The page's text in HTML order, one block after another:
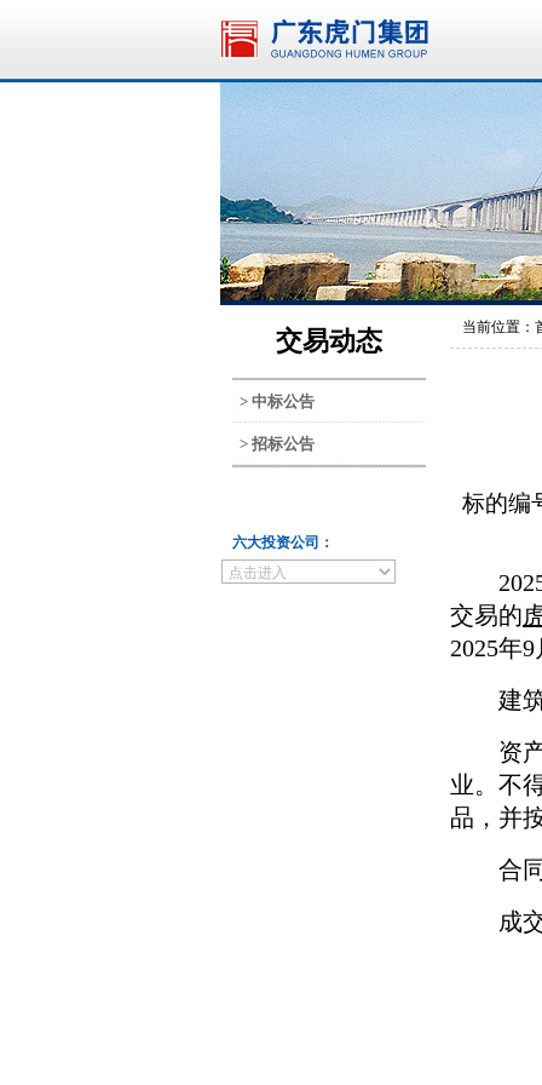
交易动态
> 中标公告
> 招标公告
六大投资公司：
当前位置：
标的编
交易的
2025年9
建
资
业。不
品，并
合
成